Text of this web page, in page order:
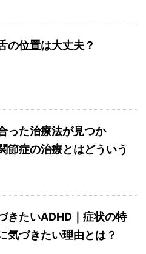
の位置は大丈夫？
った治療法が見つか
節症の治療とはどういう
きたいADHD｜症状の特
気づきたい理由とは？